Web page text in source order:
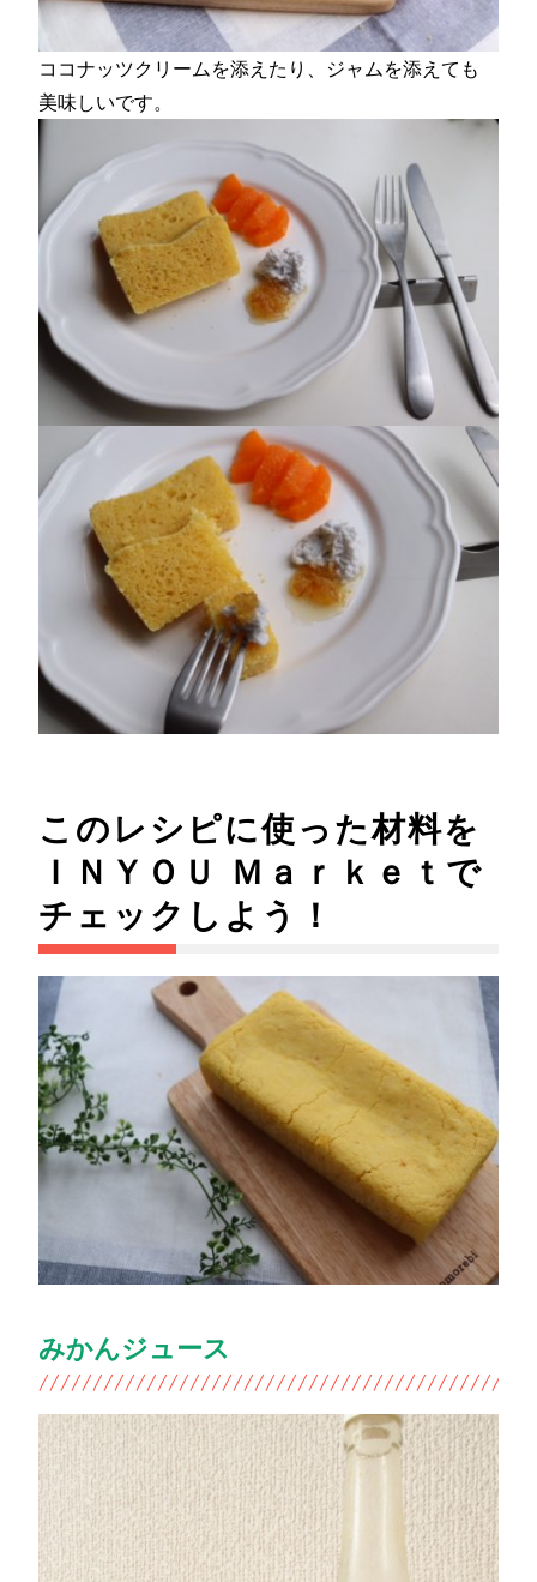
ココナッツクリームを添えたり、ジャムを添えても
美味しいです。
このレシピに使った材料を
ＩＮＹＯＵ Ｍａｒｋｅｔで
チェックしよう！
みかんジュース